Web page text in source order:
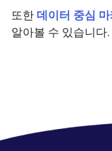
또한 데이터 중심
알아볼 수 있습니다.